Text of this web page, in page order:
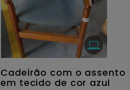
Cadeirão com o assento
em tecido de cor azul